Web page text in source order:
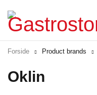
Oklin
Forside Product brands